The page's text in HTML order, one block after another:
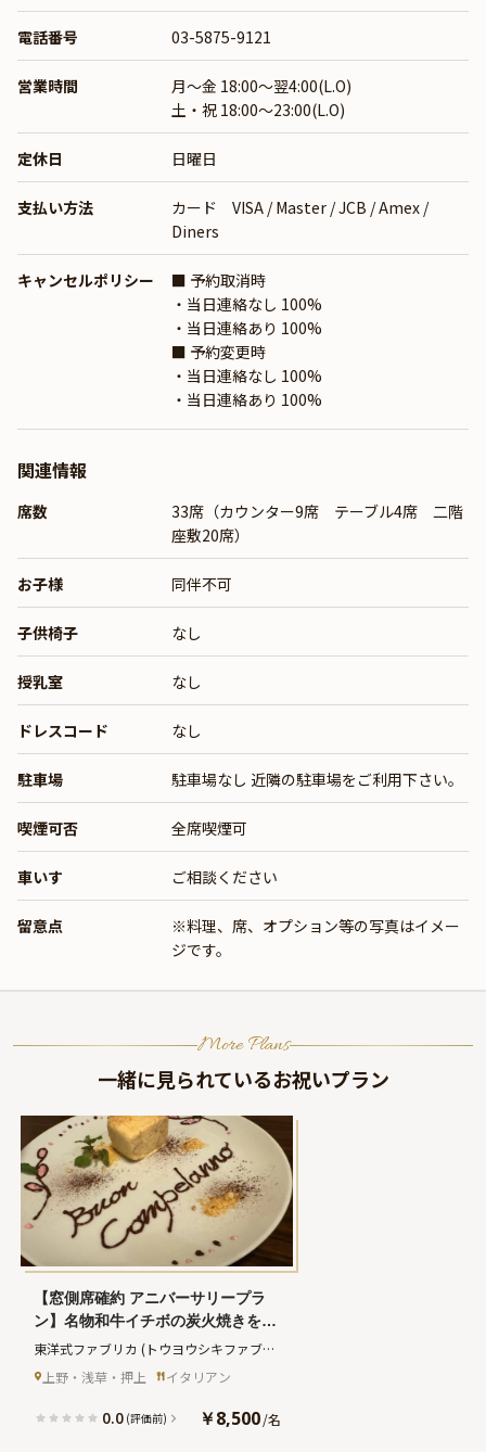
電話番号 03-5875-9121
営業時間
月～金 18:00～翌4:00(L.O)
土・祝 18:00～23:00(L.O)
定休日 日曜日
支払い方法
カード VISA / Master / JCB / Amex /
Diners
キャンセルポリシー
■ 予約取消時
・当日連絡なし 100%
・当日連絡あり 100%
■ 予約変更時
・当日連絡なし 100%
・当日連絡あり 100%
関連情報
席数
33席（カウンター9席 テーブル4席 二階
座敷20席）
お子様 同伴不可
子供椅子 なし
授乳室 なし
ドレスコード なし
駐車場 駐車場なし 近隣の駐車場をご利用下さい。
喫煙可否 全席喫煙可
車いす ご相談ください
留意点
※料理、席、オプション等の写真はイメー
ジです。
More Plans
一緒に見られているお祝いプラン
【窓側席確約 アニバーサリープラ
ン】名物和牛イチボの炭火焼きを楽
しめるイタリアンスタンダードコー
前仲町駅より徒歩1分★和の空間と
本場イタリアンの饗宴★
東洋式ファブリカ (トウヨウシキファブリ
カ)上野・浅草・押上 イタリアン
0.0 (評価前) ￥8,500/名